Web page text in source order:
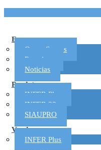
Empresa
Quem Somos
Parceiros
Noticias
Produtos
INFER Plus
INFER 32
SIAUPRO
Vendas
INFER Plus